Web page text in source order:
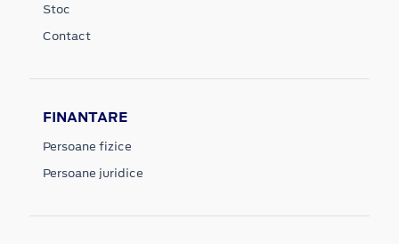
Stoc
Contact
FINANTARE
Persoane fizice
Persoane juridice